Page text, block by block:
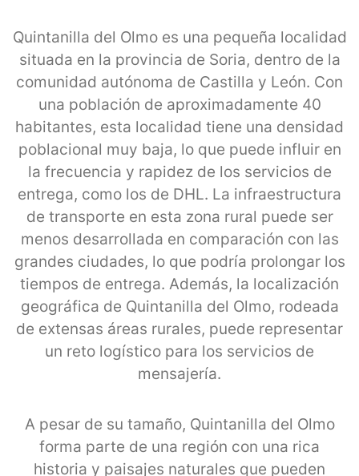
Quintanilla del Olmo es una pequeña localidad
situada en la provincia de Soria, dentro de la
comunidad autónoma de Castilla y León. Con
una población de aproximadamente 40
habitantes, esta localidad tiene una densidad
poblacional muy baja, lo que puede influir en
la frecuencia y rapidez de los servicios de
entrega, como los de DHL. La infraestructura
de transporte en esta zona rural puede ser
menos desarrollada en comparación con las
grandes ciudades, lo que podría prolongar los
tiempos de entrega. Además, la localización
geográfica de Quintanilla del Olmo, rodeada
de extensas áreas rurales, puede representar
un reto logístico para los servicios de
mensajería.
A pesar de su tamaño, Quintanilla del Olmo
forma parte de una región con una rica
historia y paisajes naturales que pueden